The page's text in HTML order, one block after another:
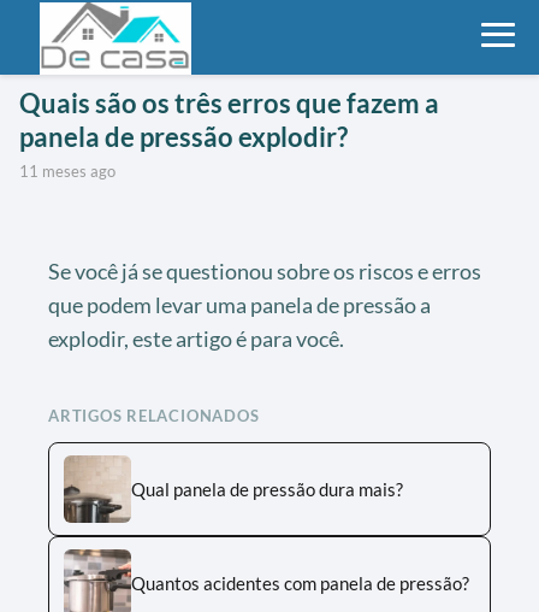
Quais são os três erros que fazem a
panela de pressão explodir?
11 meses ago
Se você já se questionou sobre os riscos e erros
que podem levar uma panela de pressão a
explodir, este artigo é para você.
ARTIGOS RELACIONADOS
Qual panela de pressão dura mais?
Quantos acidentes com panela de pressão?